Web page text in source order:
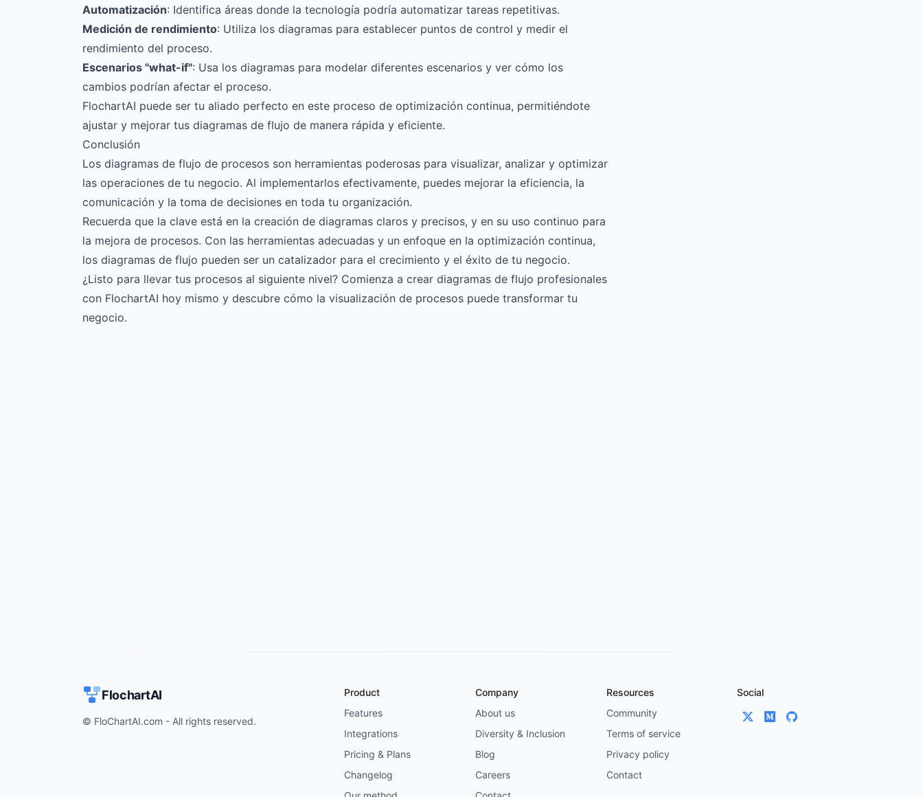
Automatización: Identifica áreas donde la tecnología podría automatizar tareas repetitivas.
Medición de rendimiento: Utiliza los diagramas para establecer puntos de control y medir el
rendimiento del proceso.
Escenarios "what-if": Usa los diagramas para modelar diferentes escenarios y ver cómo los
cambios podrían afectar el proceso.
FlochartAI puede ser tu aliado perfecto en este proceso de optimización continua, permitiéndote
ajustar y mejorar tus diagramas de flujo de manera rápida y eficiente.
Conclusión
Los diagramas de flujo de procesos son herramientas poderosas para visualizar, analizar y optimizar
las operaciones de tu negocio. Al implementarlos efectivamente, puedes mejorar la eficiencia, la
comunicación y la toma de decisiones en toda tu organización.
Recuerda que la clave está en la creación de diagramas claros y precisos, y en su uso continuo para
la mejora de procesos. Con las herramientas adecuadas y un enfoque en la optimización continua,
los diagramas de flujo pueden ser un catalizador para el crecimiento y el éxito de tu negocio.
¿Listo para llevar tus procesos al siguiente nivel? Comienza a crear diagramas de flujo profesionales
con FlochartAI hoy mismo y descubre cómo la visualización de procesos puede transformar tu
negocio.
FlochartAI
© FloChartAI.com - All rights reserved.
Product
Features
Integrations
Pricing & Plans
Changelog
Company
About us
Diversity & Inclusion
Blog
Careers
Resources
Community
Terms of service
Privacy policy
Contact
Social